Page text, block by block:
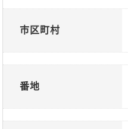
市区町村
番地